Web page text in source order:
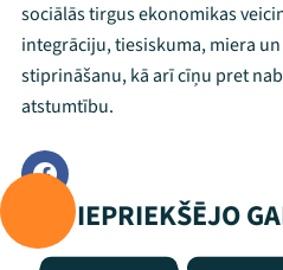
sociālās tirgus ekonomikas
integrāciju, tiesiskuma, miera
stiprināšanu, kā arī cīņu pret
atstumtību.
IEPRIEKŠĒJO